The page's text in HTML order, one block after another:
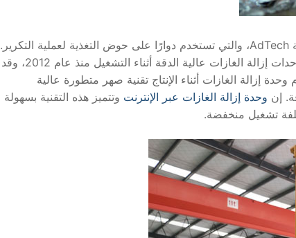
وحدة إزالة الغازات النيتروجينية من الألومنيوم التي طورتها شركة AdTech، والتي تستخدم دوارًا على حوض التغذية لعملية التكرير.
وتُعد AdTech شركة متخصصة في تطوير المواد الجديدة وإنتاج وحدات إزالة الغازات عالية الدقة أثناء التشغيل منذ عام 2012، وقد
إزالة الغازات أثناء الإنتاج تقنية صهر متطورة عالية
إن وحدة إزالة الغازات عبر الإنترنت وتتميز هذه التقنية بسهولة
تشغيل منخفضة.